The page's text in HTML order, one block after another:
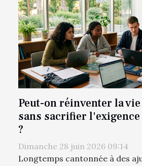
Peut-on réinventer la
sans sacrifier l'exigence
?
Dimanche 28 juin 2026 09:14
Longtemps cantonnée à des